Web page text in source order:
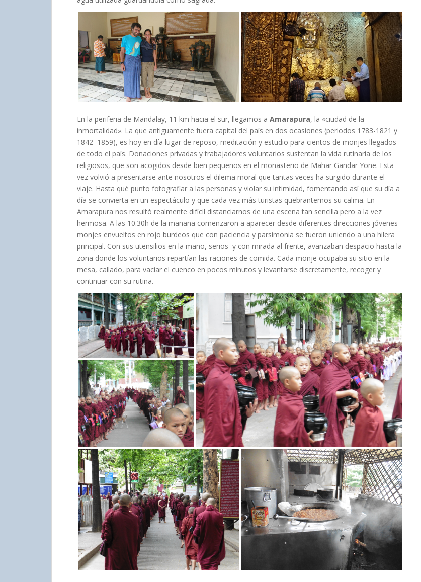
En la periferia de Mandalay, 11 km hacia el sur, llegamos a Amarapura, la «ciudad de la
inmortalidad». La que antiguamente fuera capital del país en dos ocasiones (periodos 1783-1821 y
1842–1859), es hoy en día lugar de reposo, meditación y estudio para cientos de monjes llegados
de todo el país. Donaciones privadas y trabajadores voluntarios sustentan la vida rutinaria de los
religiosos, que son acogidos desde bien pequeños en el monasterio de Mahar Gandar Yone. Esta
vez volvió a presentarse ante nosotros el dilema moral que tantas veces ha surgido durante el
viaje. Hasta qué punto fotografiar a las personas y violar su intimidad, fomentando así que su día a
día se convierta en un espectáculo y que cada vez más turistas quebrantemos su calma. En
Amarapura nos resultó realmente difícil distanciarnos de una escena tan sencilla pero a la vez
hermosa. A las 10.30h de la mañana comenzaron a aparecer desde diferentes direcciones jóvenes
monjes envueltos en rojo burdeos que con paciencia y parsimonia se fueron uniendo a una hilera
principal. Con sus utensilios en la mano, serios y con mirada al frente, avanzaban despacio hasta la
zona donde los voluntarios repartían las raciones de comida. Cada monje ocupaba su sitio en la
mesa, callado, para vaciar el cuenco en pocos minutos y levantarse discretamente, recoger y
continuar con su rutina.